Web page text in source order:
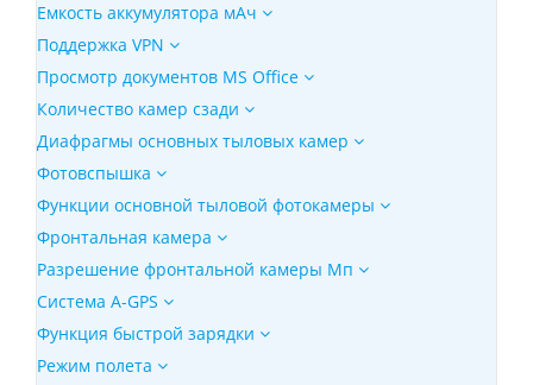
Емкость аккумулятора мАч
Поддержка VPN
Просмотр документов MS Office
Количество камер сзади
Диафрагмы основных тыловых камер
Фотовспышка
Функции основной тыловой фотокамеры
Фронтальная камера
Разрешение фронтальной камеры Мп
Cистема A-GPS
Функция быстрой зарядки
Режим полета